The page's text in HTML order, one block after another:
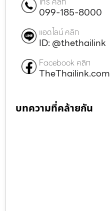
099-185-8000
แอดไลน์ คลิก
ID: @thethailink
Facebook คลิก
TheThailink.com
บทความที่คล้ายกัน